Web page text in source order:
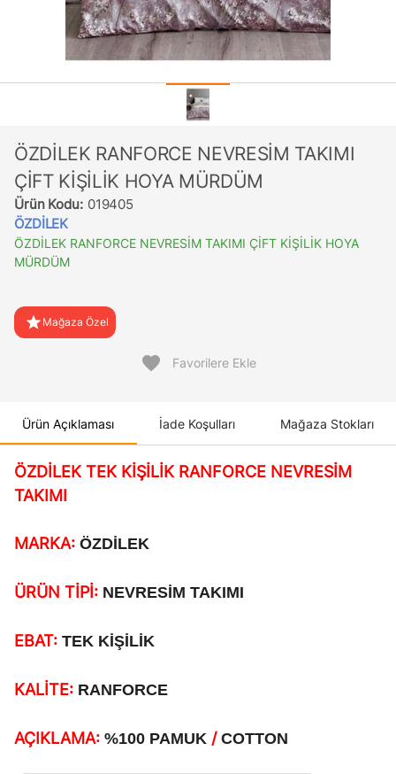
ÖZDİLEK RANFORCE NEVRESİM TAKIMI
ÇİFT KİŞİLİK HOYA MÜRDÜM
Ürün Kodu: 019405
ÖZDİLEK
ÖZDİLEK RANFORCE NEVRESİM TAKIMI ÇİFT KİŞİLİK HOYA
MÜRDÜM
star Mağaza Özel
favorite Favorilere Ekle
Ürün Açıklaması İade Koşulları Mağaza Stokları
ÖZDİLEK TEK KİŞİLİK RANFORCE NEVRESİM
TAKIMI
MARKA: ÖZDİLEK
ÜRÜN TİPİ: NEVRESİM TAKIMI
EBAT: TEK KİŞİLİK
KALİTE: RANFORCE
AÇIKLAMA: %100 PAMUK / COTTON